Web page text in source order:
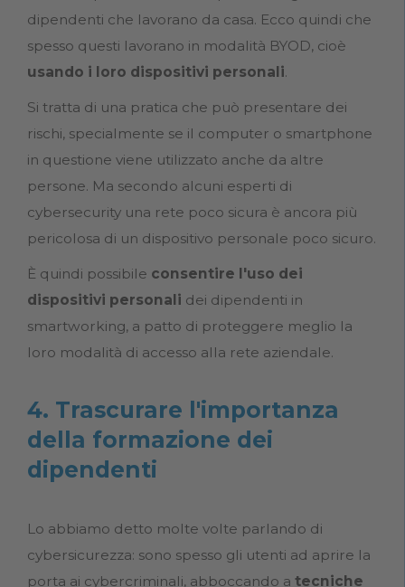
dipendenti che lavorano da casa. Ecco quindi che
spesso questi lavorano in modalità BYOD, cioè
usando i loro dispositivi personali.
Si tratta di una pratica che può presentare dei
rischi, specialmente se il computer o smartphone
in questione viene utilizzato anche da altre
persone. Ma secondo alcuni esperti di
cybersecurity una rete poco sicura è ancora più
pericolosa di un dispositivo personale poco sicuro.
È quindi possibile consentire l'uso dei
dispositivi personali dei dipendenti in
smartworking, a patto di proteggere meglio la
loro modalità di accesso alla rete aziendale.
4. Trascurare l'importanza
della formazione dei
dipendenti
Lo abbiamo detto molte volte parlando di
cybersicurezza: sono spesso gli utenti ad aprire la
porta ai cybercriminali, abboccando a tecniche